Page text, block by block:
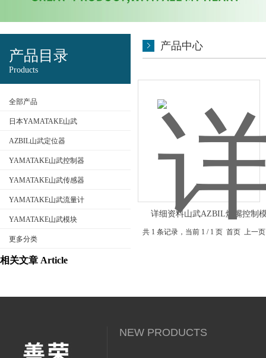
产品目录
Products
全部产品
日本YAMATAKE山武
AZBIL山武定位器
YAMATAKE山武控制器
YAMATAKE山武传感器
YAMATAKE山武流量计
YAMATAKE山武模块
更多分类
相关文章 Article
产品中心
详细资料山武AZBIL烧嘴控制
共 1 条记录，当前 1 / 1 页 首页 上
NEW PRODUCTS